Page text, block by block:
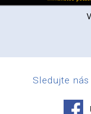
Sledujte